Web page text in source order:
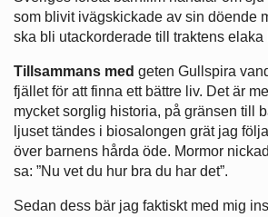
som blivit ivägskickade av sin döende
ska bli utackorderade till traktens elaka
Tillsammans med geten Gullspira
fjället för att finna ett bättre liv. Det är
mycket sorglig historia, på gränsen till
ljuset tändes i biosalongen grät jag
över barnens hårda öde. Mormor
sa: ”Nu vet du hur bra du har det”.
Sedan dess bär jag faktiskt med mig